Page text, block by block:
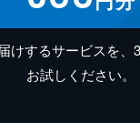
けするサービスを、
お試しください。